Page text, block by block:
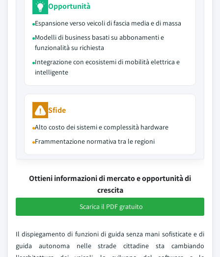
Opportunità
Espansione verso veicoli di fascia media e di massa
Modelli di business basati su abbonamenti e
funzionalità su richiesta
Integrazione con ecosistemi di mobilità elettrica e
intelligente
Sfide
Alto costo dei sistemi e complessità hardware
Frammentazione normativa tra le regioni
Ottieni informazioni di mercato e opportunità di
crescita
Scarica il PDF gratuito
Il dispiegamento di funzioni di guida senza mani sofisticate e di
guida autonoma nelle strade cittadine sta cambiando